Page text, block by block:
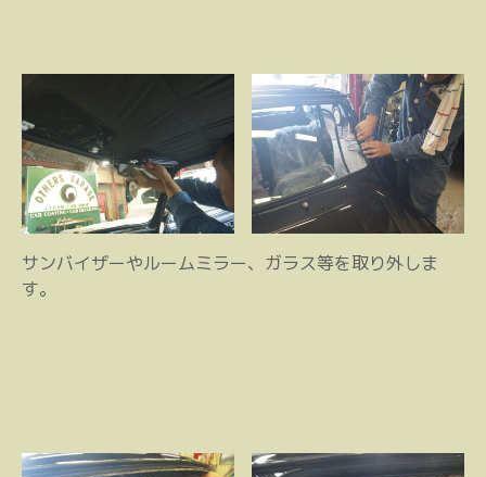
サンバイザーやルームミラー、ガラス等を取り外しま
す。